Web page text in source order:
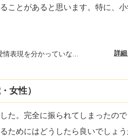
ことがあると思います。特に、
表現を分かっていな... 詳
女性）
た。完全に振られてしまったの
ためにはどうしたら良いでしょ